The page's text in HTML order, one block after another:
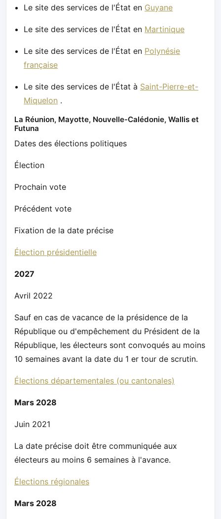
Le site des services de l'État en Guyane
Le site des services de l'État en Martinique
Le site des services de l'État en Polynésie
française
Le site des services de l'État à Saint-Pierre-et-
Miquelon .
La Réunion, Mayotte, Nouvelle-Calédonie, Wallis et
Futuna
Dates des élections politiques
Élection
Prochain vote
Précédent vote
Fixation de la date précise
Élection présidentielle
2027
Avril 2022
Sauf en cas de vacance de la présidence de la
République ou d'empêchement du Président de la
République, les électeurs sont convoqués au moins
10 semaines avant la date du 1 er tour de scrutin.
Élections départementales (ou cantonales)
Mars 2028
Juin 2021
La date précise doit être communiquée aux
électeurs au moins 6 semaines à l'avance.
Élections régionales
Mars 2028